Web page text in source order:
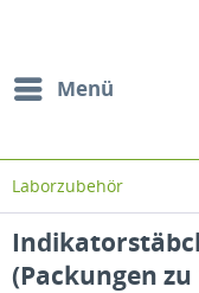
Menü
Laborzubehör
(Packungen zu